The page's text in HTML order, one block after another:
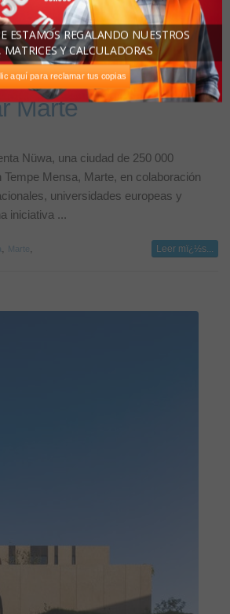
de ABIBOO Studio
Marte
Nüwa, una ciudad de 250 000
Tempe Mensa, Marte, en colaboración
universidades europeas y
iniciativa ...
Marte Leer mï¿½s...
aquí para reclamar tus copias
ESTAMOS REGALANDO NUESTROS
MATRICES Y CALCULADORAS